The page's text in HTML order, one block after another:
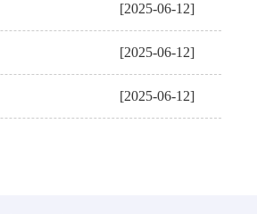
[2025-06-12]
[2025-06-12]
[2025-06-12]